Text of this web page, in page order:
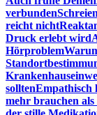
verbunden
reicht nicht
Druck erlebt wird
Hörproblem
solltenEmpathisch
mehr brauchen